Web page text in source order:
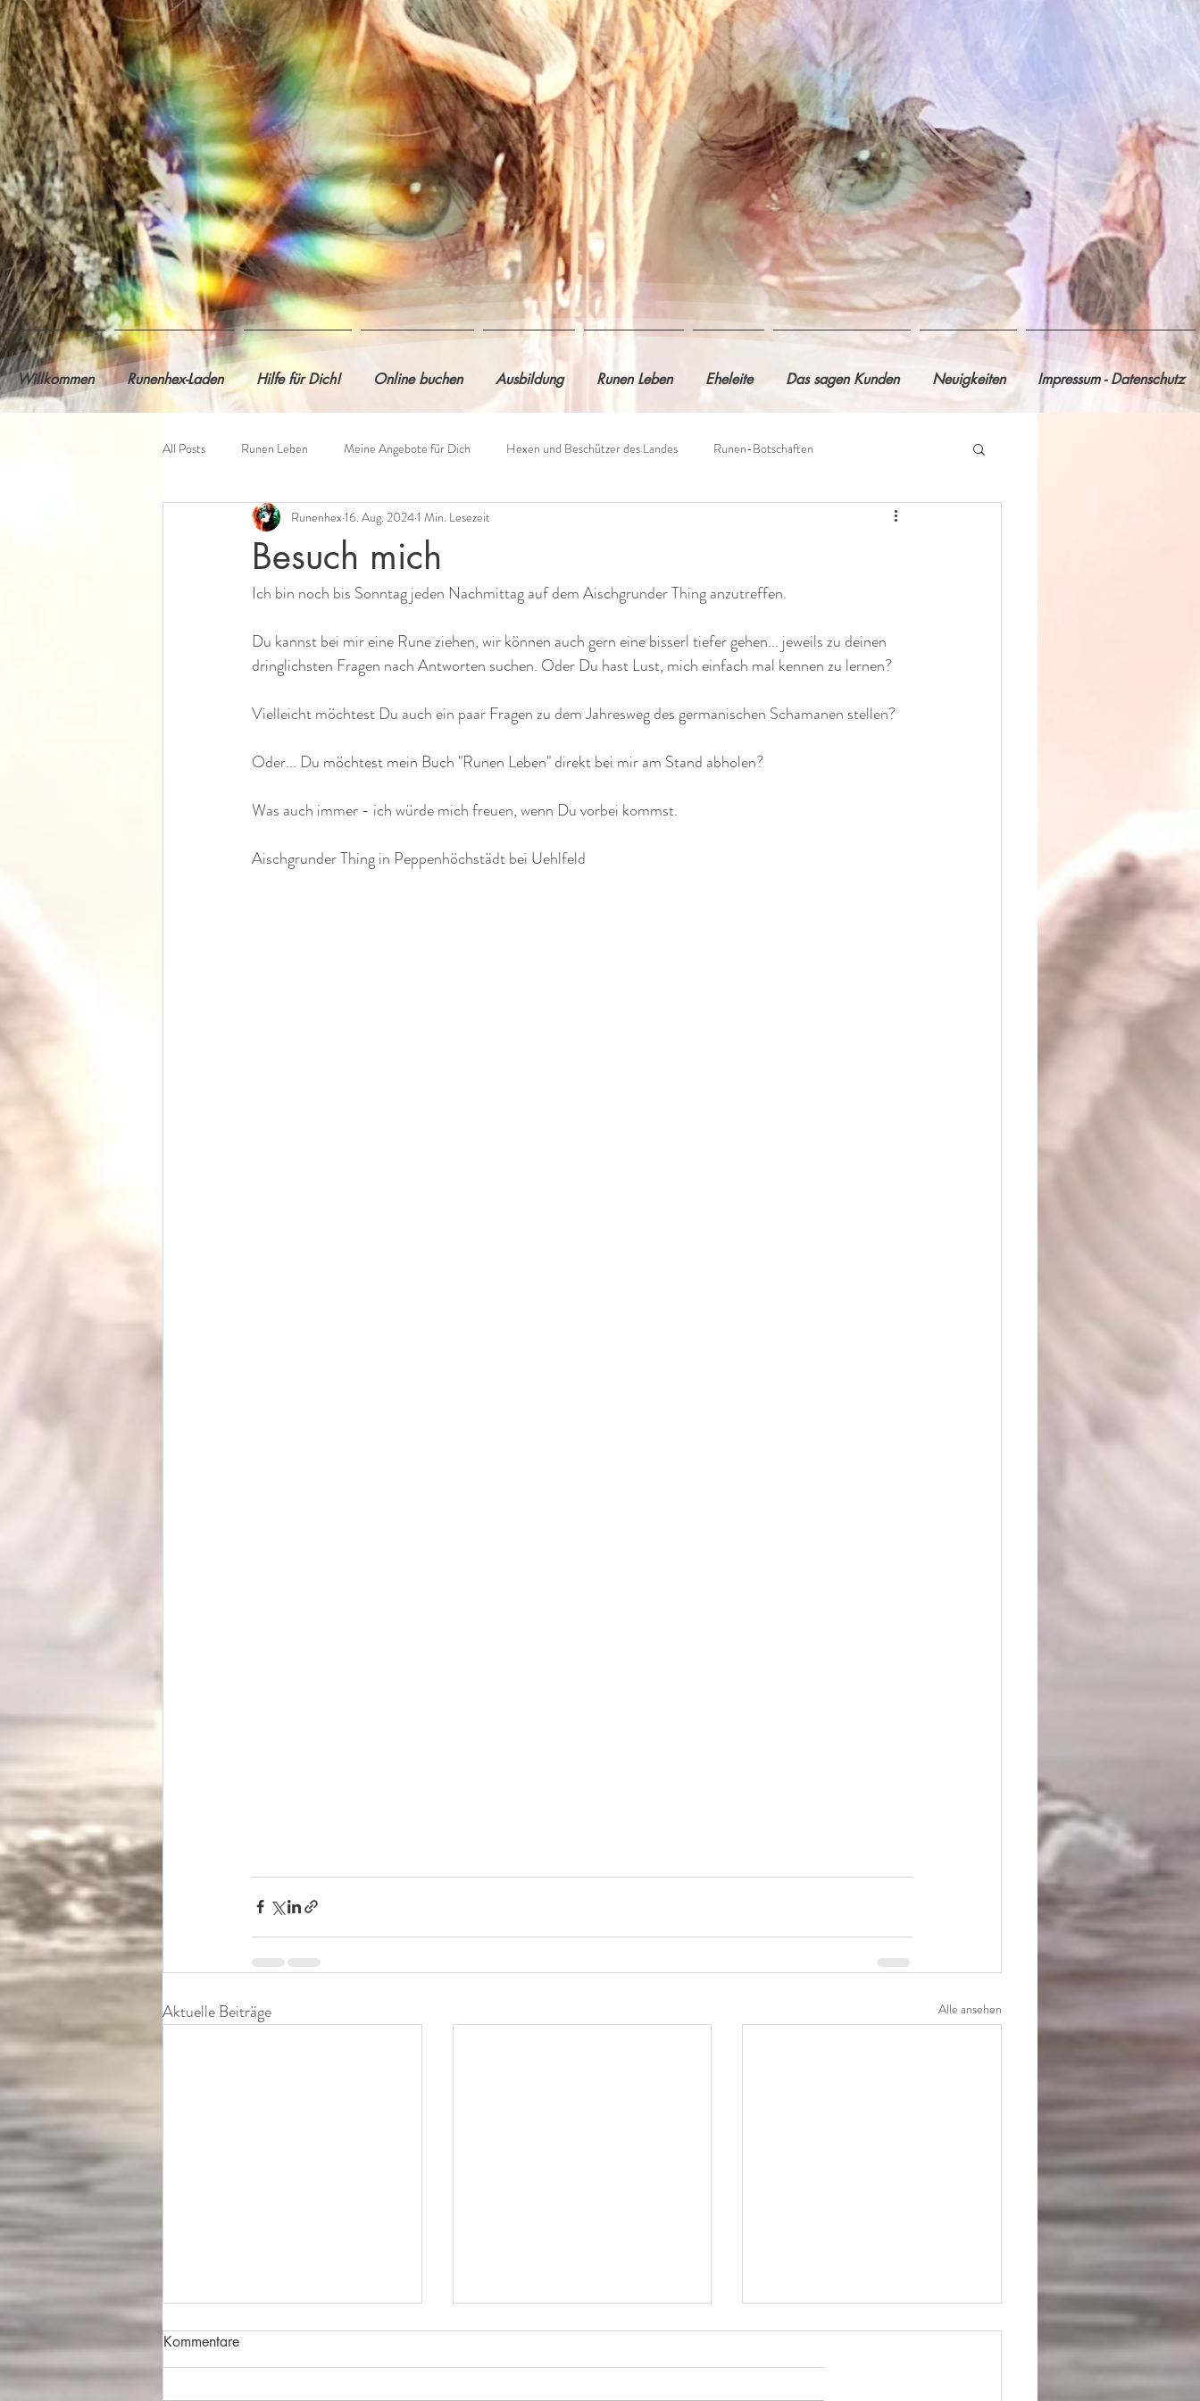
Willkommen Runenhex-Laden Hilfe für Dich! Online buchen Ausbildung Runen Leben Eheleite Das sagen Kunden Neuigkeiten Impressum - Datenschutz
All Posts Runen Leben Meine Angebote für Dich Hexen und Beschützer des Landes Runen-Botschaften
Besuch mich
Runenhex16. Aug. 20241 Min. Lesezeit
Ich bin noch bis Sonntag jeden Nachmittag auf dem Aischgrunder Thing anzutreffen.
Du kannst bei mir eine Rune ziehen, wir können auch gern eine bisserl tiefer gehen... jeweils zu deinen
dringlichsten Fragen nach Antworten suchen. Oder Du hast Lust, mich einfach mal kennen zu lernen?
Vielleicht möchtest Du auch ein paar Fragen zu dem Jahresweg des germanischen Schamanen stellen?
Oder... Du möchtest mein Buch "Runen Leben" direkt bei mir am Stand abholen?
Was auch immer - ich würde mich freuen, wenn Du vorbei kommst.
Aischgrunder Thing in Peppenhöchstädt bei Uehlfeld
Aktuelle Beiträge Alle ansehen
Kommentare